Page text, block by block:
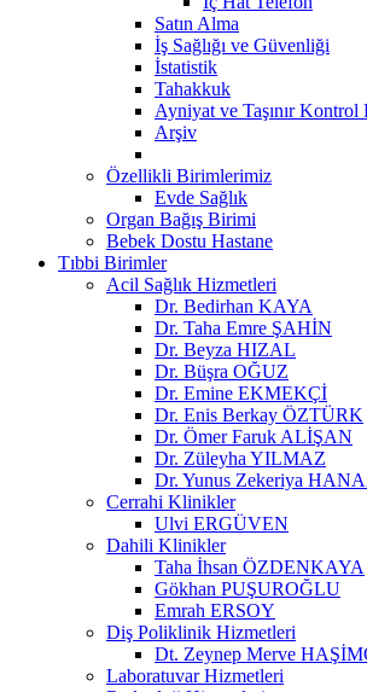
Satın Alma
İş Sağlığı ve Güvenliği
İstatistik
Tahakkuk
Ayniyat ve Taşınır Kontrol
Arşiv
Özellikli Birimlerimiz
Evde Sağlık
Organ Bağış Birimi
Bebek Dostu Hastane
Tıbbi Birimler
Acil Sağlık Hizmetleri
Dr. Bedirhan KAYA
Dr. Taha Emre ŞAHİN
Dr. Beyza HIZAL
Dr. Büşra OĞUZ
Dr. Emine EKMEKÇİ
Dr. Enis Berkay ÖZTÜRK
Dr. Ömer Faruk ALİŞAN
Dr. Züleyha YILMAZ
Dr. Yunus Zekeriya
Cerrahi Klinikler
Ulvi ERGÜVEN
Dahili Klinikler
Taha İhsan ÖZDENKAYA
Gökhan PUŞUROĞLU
Emrah ERSOY
Diş Poliklinik Hizmetleri
Dt. Zeynep Merve
Laboratuvar Hizmetleri